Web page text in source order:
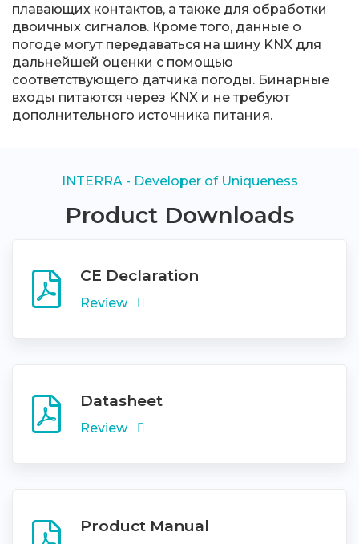
плавающих контактов, а также для обработки
двоичных сигналов. Кроме того, данные о
погоде могут передаваться на шину KNX для
дальнейшей оценки с помощью
соответствующего датчика погоды. Бинарные
входы питаются через KNX и не требуют
дополнительного источника питания.
INTERRA - Developer of Uniqueness
Product Downloads
CE Declaration
Review
Datasheet
Review
Product Manual